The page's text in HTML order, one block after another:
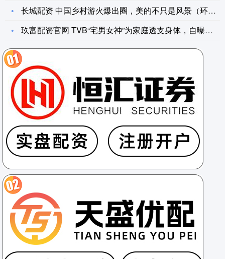
长城配资 中国乡村游火爆出圈，美的不只是风景（环球走笔）
玖富配资官网 TVB“宅男女神”为家庭透支身体，自曝两处受伤